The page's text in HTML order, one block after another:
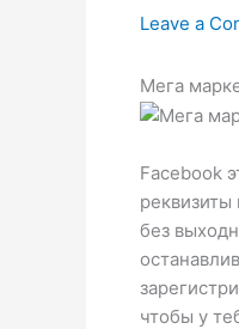
Leave a
Мега
Facebook
без
чтобы у